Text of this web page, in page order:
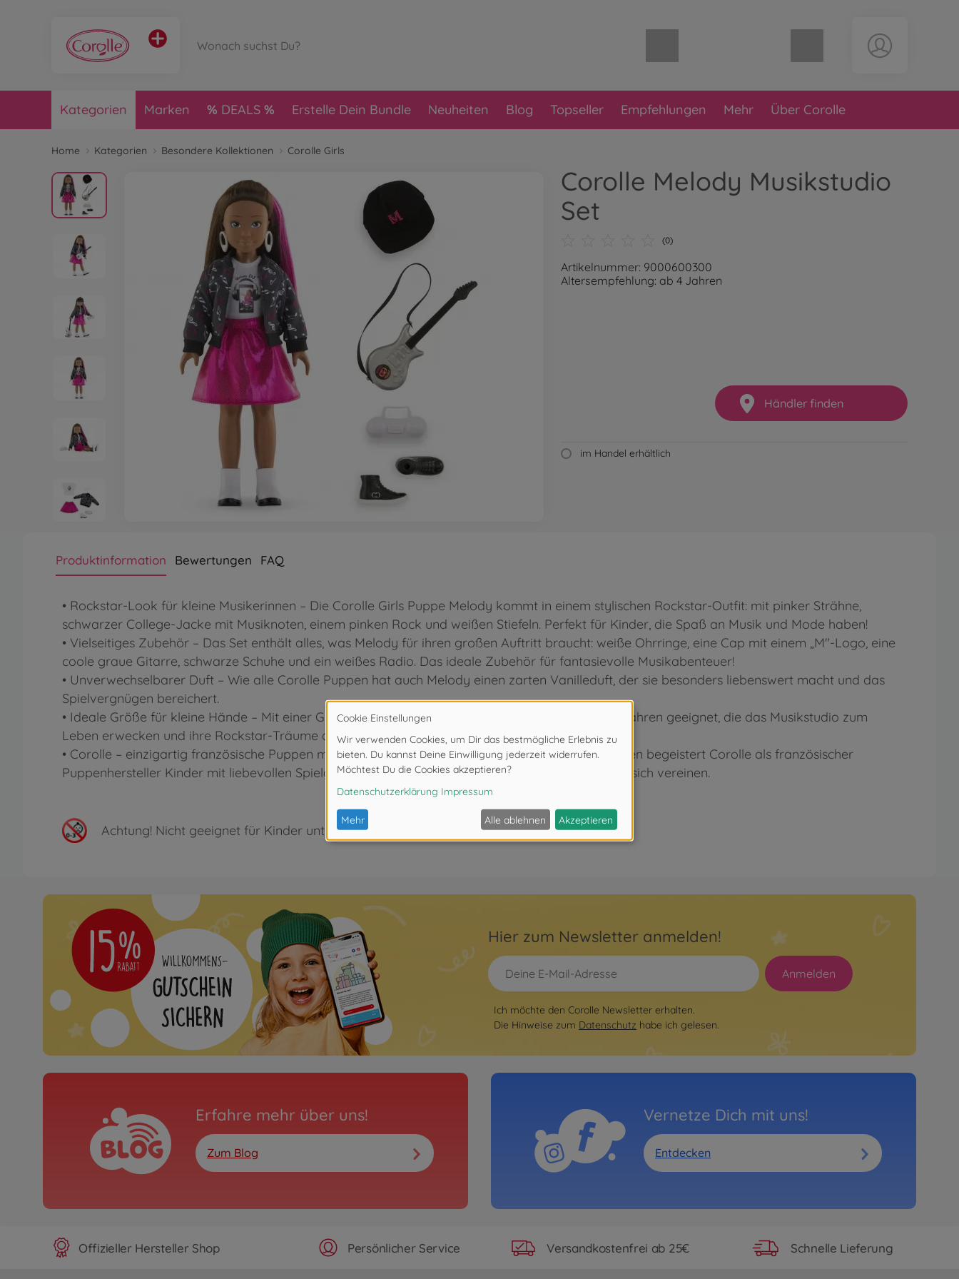
Warenkorb leer
Kategorien Marken DEALS Erstelle Dein Bundle Neuheiten Blog Topseller Empfehlungen Mehr Über Corolle
Home Kategorien Besondere Kollektionen Corolle Girls
Corolle Melody Musikstudio
Set
(0)
Artikelnummer: 9000600300
Altersempfehlung: ab 4 Jahren
Händler finden
im Handel erhältlich
Produktinformation Bewertungen FAQ
• Rockstar-Look für kleine Musikerinnen – Die Corolle Girls Puppe Melody kommt in einem stylischen Rockstar-Outfit: mit pinker Strähne,
schwarzer College-Jacke mit Musiknoten, einem pinken Rock und weißen Stiefeln. Perfekt für Kinder, die Spaß an Musik und Mode haben!
• Vielseitiges Zubehör – Das Set enthält alles, was Melody für ihren großen Auftritt braucht: weiße Ohrringe, eine Cap mit einem „M"-Logo, eine
coole graue Gitarre, schwarze Schuhe und ein weißes Radio. Das ideale Zubehör für fantasievolle Musikabenteuer!
• Unverwechselbarer Duft – Wie alle Corolle Puppen hat auch Melody einen zarten Vanilleduft, der sie besonders liebenswert macht und das
Spielvergnügen bereichert.
• Ideale Größe für kleine Hände – Mit einer Größe von 28 cm ist Melody perfekt für Kinder ab 4 Jahren geeignet, die das Musikstudio zum
Leben erwecken und ihre Rockstar-Träume ausleben möchten.
• Corolle – einzigartig französische Puppen mit einem zarten Duft von Vanille. Seit vier Jahrzehnten begeistert Corolle als französischer
Puppenhersteller Kinder mit liebevollen Spielgefährten, die Fantasie und den französischen Stil in sich vereinen.
Achtung! Nicht geeignet für Kinder unter 3 Jahren. Erstickungsgefahr durch Kleinteile.
Hier zum Newsletter anmelden!
Anmelden
Ich möchte den Corolle Newsletter erhalten.
Die Hinweise zum Datenschutz habe ich gelesen.
Erfahre mehr über uns!
Zum Blog
Vernetze Dich mit uns!
Entdecken
Offizieller Hersteller Shop Persönlicher Service Versandkostenfrei ab 25€ Schnelle Lieferung